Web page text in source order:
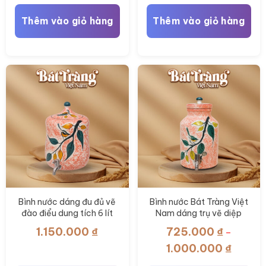
Thêm vào giỏ hàng Thêm vào giỏ hàng
Bình nước dáng đu đủ vẽ
đào điểu dung tích 6 lít
BN12
1.150.000 ₫
Bình nước Bát Tràng Việt
Nam dáng trụ vẽ diệp
725.000 ₫ –
1.000.000 ₫Khoảng